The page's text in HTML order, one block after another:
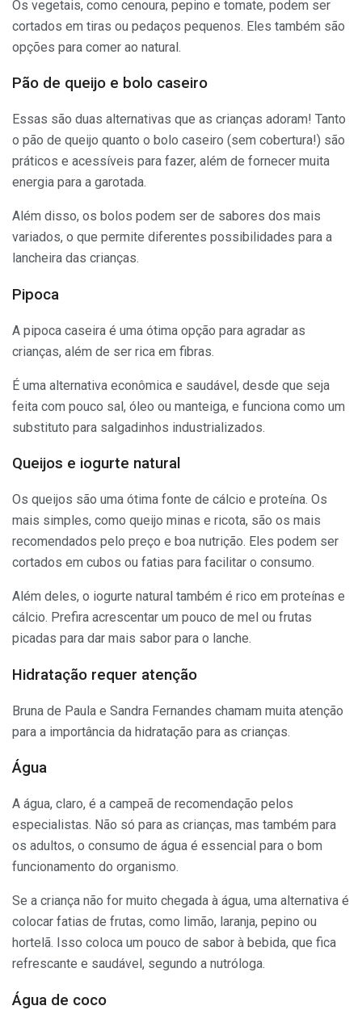
Os vegetais, como cenoura, pepino e tomate, podem ser
cortados em tiras ou pedaços pequenos. Eles também são
opções para comer ao natural.
Pão de queijo e bolo caseiro
Essas são duas alternativas que as crianças adoram! Tanto
o pão de queijo quanto o bolo caseiro (sem cobertura!) são
práticos e acessíveis para fazer, além de fornecer muita
energia para a garotada.
Além disso, os bolos podem ser de sabores dos mais
variados, o que permite diferentes possibilidades para a
lancheira das crianças.
Pipoca
A pipoca caseira é uma ótima opção para agradar as
crianças, além de ser rica em fibras.
É uma alternativa econômica e saudável, desde que seja
feita com pouco sal, óleo ou manteiga, e funciona como um
substituto para salgadinhos industrializados.
Queijos e iogurte natural
Os queijos são uma ótima fonte de cálcio e proteína. Os
mais simples, como queijo minas e ricota, são os mais
recomendados pelo preço e boa nutrição. Eles podem ser
cortados em cubos ou fatias para facilitar o consumo.
Além deles, o iogurte natural também é rico em proteínas e
cálcio. Prefira acrescentar um pouco de mel ou frutas
picadas para dar mais sabor para o lanche.
Hidratação requer atenção
Bruna de Paula e Sandra Fernandes chamam muita atenção
para a importância da hidratação para as crianças.
Água
A água, claro, é a campeã de recomendação pelos
especialistas. Não só para as crianças, mas também para
os adultos, o consumo de água é essencial para o bom
funcionamento do organismo.
Se a criança não for muito chegada à água, uma alternativa é
colocar fatias de frutas, como limão, laranja, pepino ou
hortelã. Isso coloca um pouco de sabor à bebida, que fica
refrescante e saudável, segundo a nutróloga.
Água de coco